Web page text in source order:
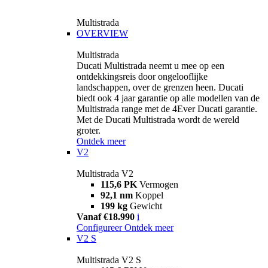
Multistrada
OVERVIEW
Multistrada
Ducati Multistrada neemt u mee op een
ontdekkingsreis door ongelooflijke
landschappen, over de grenzen heen. Ducati
biedt ook 4 jaar garantie op alle modellen van de
Multistrada range met de 4Ever Ducati garantie.
Met de Ducati Multistrada wordt de wereld
groter.
Ontdek meer
V2
Multistrada V2
115,6 PK Vermogen
92,1 nm Koppel
199 kg Gewicht
Vanaf €18.990 i
Configureer Ontdek meer
V2 S
Multistrada V2 S